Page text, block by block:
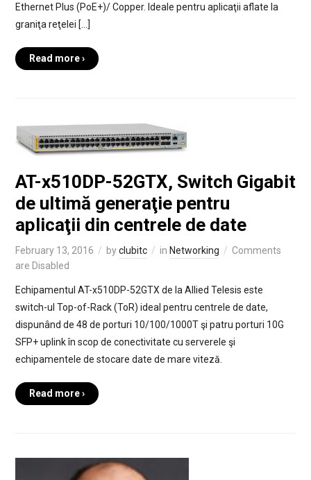
Ethernet Plus (PoE+)/ Copper. Ideale pentru aplicaţii aflate la
graniţa reţelei […]
Read more ›
AT-x510DP-52GTX, Switch Gigabit
de ultimă generaţie pentru
aplicaţii din centrele de date
February 13, 2016 byclubitc in Networking
Comments
are Disabled
Echipamentul AT-x510DP-52GTX de la Allied Telesis este
switch-ul Top-of-Rack (ToR) ideal pentru centrele de date,
dispunând de 48 de porturi 10/100/1000T şi patru porturi 10G
SFP+ uplink în scop de conectivitate cu serverele şi
echipamentele de stocare date de mare viteză.
Read more ›